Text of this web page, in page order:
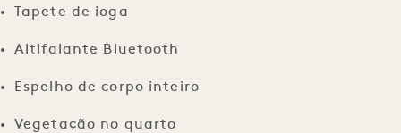
Tapete de ioga
Altifalante Bluetooth
Espelho de corpo inteiro
Vegetação no quarto